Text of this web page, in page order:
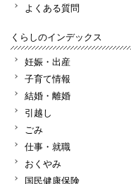
よくある質問
くらしのインデックス
妊娠・出産
子育て情報
結婚・離婚
引越し
ごみ
仕事・就職
おくやみ
国民健康保険